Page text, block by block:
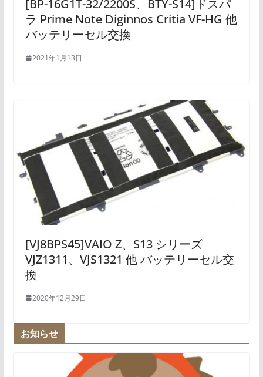
[BP-16G1T-32/2200S、BTY-S14]ドスパ
ラ Prime Note Diginnos Critia VF-HG 他
バッテリーセル交換
2021年1月13日
[VJ8BPS45]VAIO Z、S13 シリーズ
VJZ1311、VJS1321 他 バッテリーセル交
換
2020年12月29日
お知らせ